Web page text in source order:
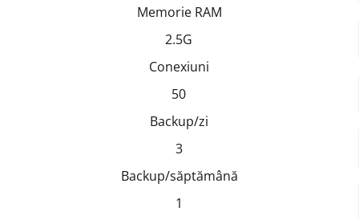
Memorie RAM
2.5G
Conexiuni
50
Backup/zi
3
Backup/săptămână
1